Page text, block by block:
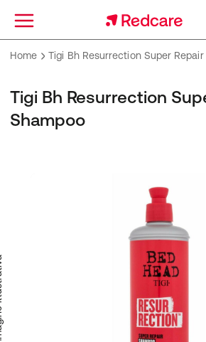
Menu
Home Tigi Bh Resurrection Super
Tigi Bh Resurrection
Shampoo